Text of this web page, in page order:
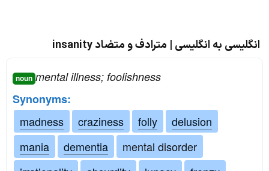
انگلیسی به انگلیسی | مترادف و متضاد insanity
noun mental illness; foolishness
Synonyms:
madness
craziness folly
delusion
mania
dementia
mental disorder